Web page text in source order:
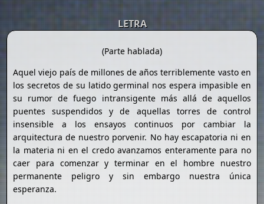
LETRA
(Parte hablada)
Aquel viejo país de millones de años terriblemente vasto en
los secretos de su latido germinal nos espera impasible en
su rumor de fuego intransigente más allá de aquellos
puentes suspendidos y de aquellas torres de control
insensible a los ensayos continuos por cambiar la
arquitectura de nuestro porvenir. No hay escapatoria ni en
la materia ni en el credo avanzamos enteramente para no
caer para comenzar y terminar en el hombre nuestro
permanente peligro y sin embargo nuestra única
esperanza.